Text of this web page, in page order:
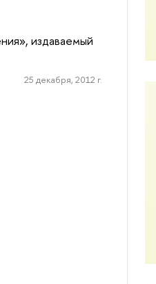
издаваемый
25 декабря, 2012 г.